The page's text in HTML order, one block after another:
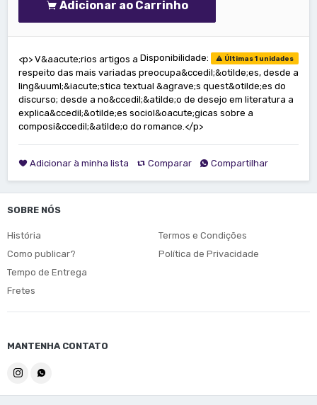
Adicionar ao Carrinho
Disponibilidade: Últimas 1 unidades
<p> V&aacute;rios artigos a
respeito das mais variadas preocupa&ccedil;&otilde;es, desde a
ling&uuml;&iacute;stica textual &agrave;s quest&otilde;es do
discurso; desde a no&ccedil;&atilde;o de desejo em literatura a
explica&ccedil;&otilde;es sociol&oacute;gicas sobre a
composi&ccedil;&atilde;o do romance.</p>
Adicionar à minha lista Comparar Compartilhar
SOBRE NÓS
História
Como publicar?
Tempo de Entrega
Fretes
Termos e Condições
Política de Privacidade
MANTENHA CONTATO